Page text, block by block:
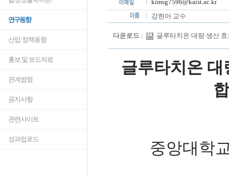
연구동향
산업·정책동향
홍보 및 보도자료
관계법령
공지사항
관련사이트
성과업로드
kimsg7596@kaist.ac.kr
강현아 교수
다운로드 : 글루타치온 대량 생산
글루타치온
중앙대학